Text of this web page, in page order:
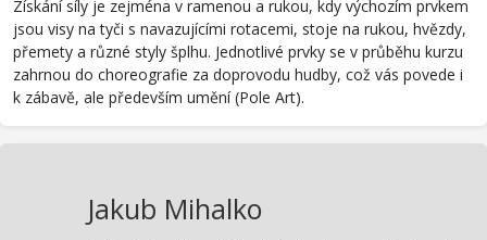
Získání síly je zejména v ramenou a rukou, kdy výchozím prvkem
jsou visy na tyči s navazujícími rotacemi, stoje na rukou, hvězdy,
přemety a různé styly šplhu. Jednotlivé prvky se v průběhu kurzu
zahrnou do choreografie za doprovodu hudby, což vás povede i
k zábavě, ale především umění (Pole Art).
Jakub Mihalko